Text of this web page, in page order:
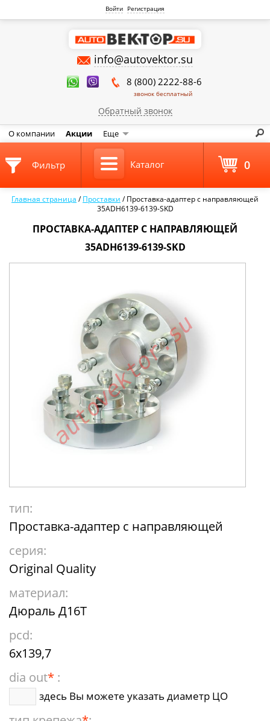
Войти Регистрация
info@autovektor.su
8 (800) 2222-88-6
звонок бесплатный
Обратный звонок
О компании Акции Еще
Главная страница /Проставки /Проставка-адаптер с направляющей
35ADH6139-6139-SKD
ПРОСТАВКА-АДАПТЕР С НАПРАВЛЯЮЩЕЙ
35ADH6139-6139-SKD
тип:
Проставка-адаптер с направляющей
серия:
Original Quality
материал:
Дюраль Д16Т
pcd:
6x139,7
dia out* :
здесь Вы можете указать диаметр ЦО
Фильтр Каталог 0